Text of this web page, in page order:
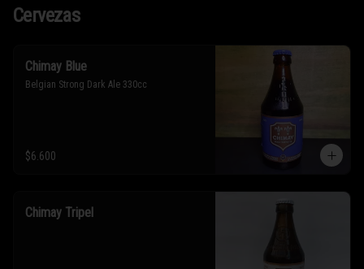
Cervezas
Chimay Blue
Belgian Strong Dark Ale 330cc
$6.600
Chimay Tripel